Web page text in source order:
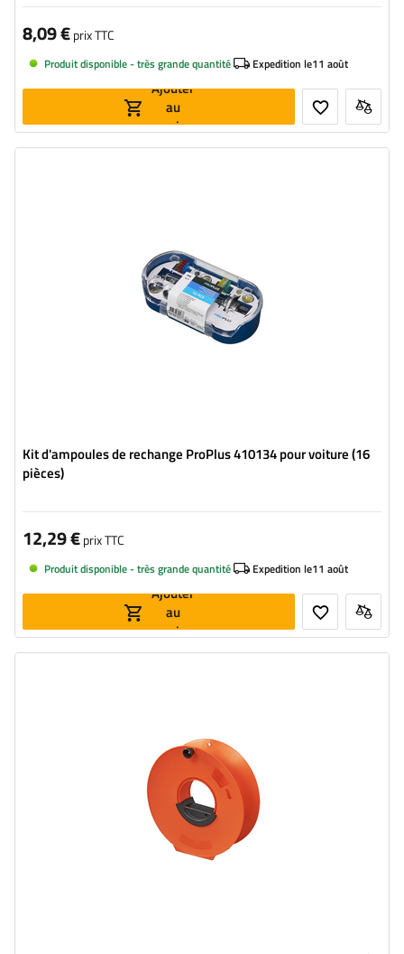
8,09 €prix TTC
Produit disponible - très grande quantité Expedition le11 août
Ajouter
au
panier
Kit d'ampoules de rechange ProPlus 410134 pour voiture (16
pièces)
12,29 €prix TTC
Produit disponible - très grande quantité Expedition le11 août
Ajouter
au
panier